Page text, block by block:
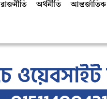
রাজনীতি অর্থনীতি আন্তর্জাতিক